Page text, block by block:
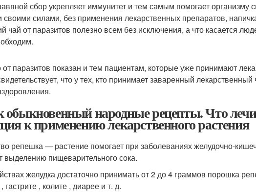
сбор укрепляет иммунитет и тем самым помогает
своими силами, без применения лекарственных препаратов,
чай от паразитов полезно всем без исключения, а что касается
паразитов показан и тем пациентам, которые уже принимают
что у тех, кто принимает заваренный
обыкновенный народные рецепты. Что
к применению лекарственного растения
репешка — растение помогает при заболеваниях желудочно-
выделению пищеварительного сока.
желудка достаточно принимать от 2 до 4 граммов порошка
гастрите , колите , диарее и т. д.